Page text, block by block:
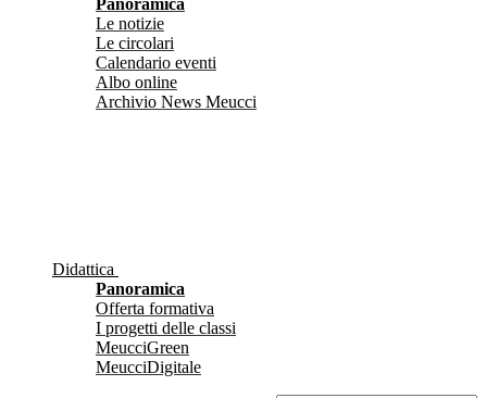
Panoramica
Le notizie
Le circolari
Calendario eventi
Albo online
Archivio News Meucci
Didattica
Panoramica
Offerta formativa
I progetti delle classi
MeucciGreen
MeucciDigitale